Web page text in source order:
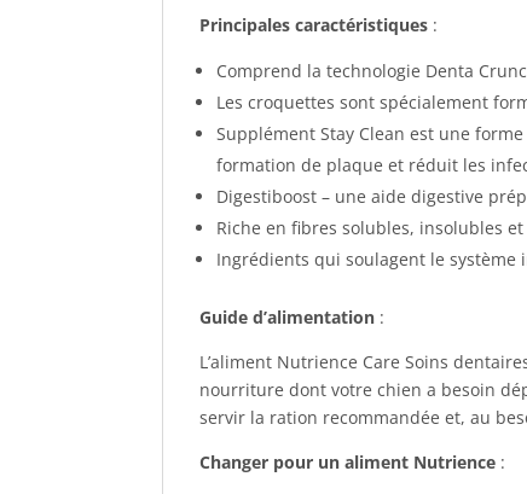
Principales caractéristiques :
Comprend la technologie Denta
Les croquettes sont spécialement
Supplément Stay Clean est une
formation de plaque et réduit les
Digestiboost – une aide digestive
Riche en fibres solubles, insolubles
Ingrédients qui soulagent le
Guide d’alimentation :
L’aliment Nutrience Care Soins
nourriture dont votre chien a besoin
servir la ration recommandée et, au
Changer pour un aliment Nutrience :